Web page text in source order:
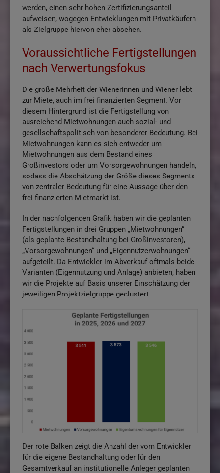
werden, einen sehr hohen Zertifizierungsanteil
aufweisen, wogegen Entwicklungen mit Privatkäufern
als Zielgruppe hiervon eher absehen.
Voraussichtliche Fertigstellungen
nach Verwertungsfokus
Die große Mehrheit der Wienerinnen und Wiener lebt
zur Miete, auch im frei finanzierten Segment. Vor
diesem Hintergrund ist die Fertigstellung von
ausreichend Mietwohnungen auch sozial- und
gesellschaftspolitisch von besonderer Bedeutung. Bei
Mietwohnungen kann es sich entweder um
Mietwohnungen aus dem Bestand eines
Großinvestors oder um Vorsorgewohnungen handeln,
sodass die Abschätzung der Größe dieses Segments
von zentraler Bedeutung für eine Aussage über den
frei finanzierten Mietmarkt ist.
In der nachfolgenden Grafik haben wir die geplanten
Fertigstellungen in drei Gruppen „Mietwohnungen“
(als geplante Bestandhaltung bei Großinvestoren),
„Vorsorgewohnungen“ und „Eigennutzerwohnungen“
aufgeteilt. Da Entwickler im Abverkauf oftmals beide
Varianten (Eigennutzung und Anlage) anbieten, haben
wir die Projekte auf Basis unserer Einschätzung der
jeweiligen Projektzielgruppe geclustert.
Der rote Balken zeigt die Anzahl der vom Entwickler
für die eigene Bestandhaltung oder für den
Gesamtverkauf an institutionelle Anleger geplanten